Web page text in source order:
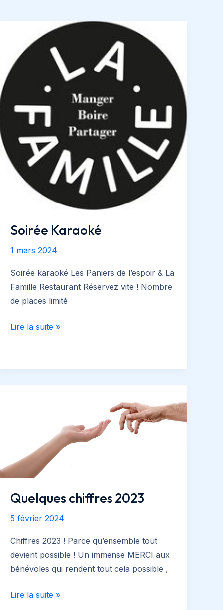
Soirée Karaoké
1 mars 2024
Soirée karaoké Les Paniers de l’espoir & La
Famille Restaurant Réservez vite ! Nombre
de places limité
Soirée
Lire la suite »
Quelques chiffres 2023
5 février 2024
Chiffres 2023 ! Parce qu’ensemble tout
devient possible ! Un immense MERCI aux
bénévoles qui rendent tout cela possible ,
Quelques
Lire la suite »